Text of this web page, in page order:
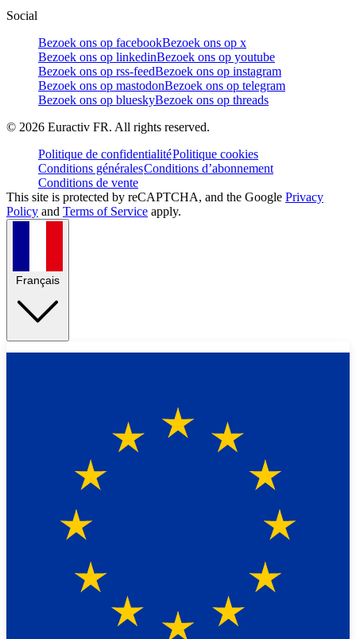
Social
Bezoek ons op facebookBezoek ons op x
Bezoek ons op linkedinBezoek ons op youtube
Bezoek ons op rss-feedBezoek ons op instagram
Bezoek ons op mastodonBezoek ons op telegram
Bezoek ons op blueskyBezoek ons op threads
© 2026 Euractiv FR. All rights reserved.
Politique de confidentialitéPolitique cookies
Conditions généralesConditions d’abonnement
Conditions de vente
This site is protected by reCAPTCHA, and the Google Privacy
Policy and Terms of Service apply.
Français